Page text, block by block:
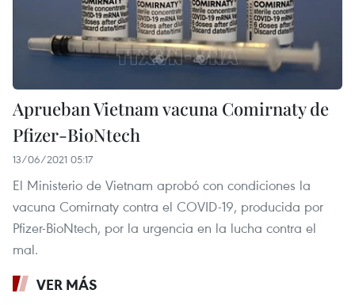
Aprueban Vietnam vacuna Comirnaty de
Pfizer-BioNtech
13/06/2021 05:17
El Ministerio de Vietnam aprobó con condiciones la
vacuna Comirnaty contra el COVID-19, producida por
Pfizer-BioNtech, por la urgencia en la lucha contra el
mal.
VER MÁS